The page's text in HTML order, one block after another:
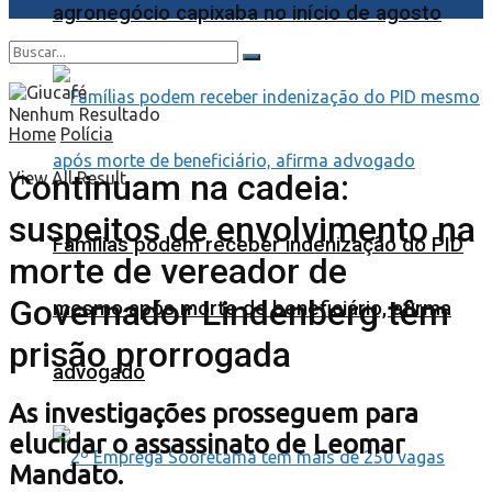
agronegócio capixaba no início de agosto
Famílias podem receber indenização do PID
mesmo após morte de beneficiário, afirma
advogado
Nenhum Resultado
View All Result
Home Polícia
Continuam na cadeia:
suspeitos de envolvimento na
morte de vereador de
Governador Lindenberg têm
prisão prorrogada
As investigações prosseguem para
elucidar o assassinato de Leomar
Mandato.